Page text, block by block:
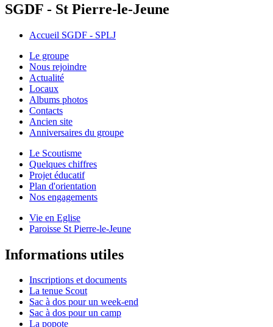
SGDF - St Pierre-le-Jeune
Accueil SGDF - SPLJ
Le groupe
Nous rejoindre
Actualité
Locaux
Albums photos
Contacts
Ancien site
Anniversaires du groupe
Le Scoutisme
Quelques chiffres
Projet éducatif
Plan d'orientation
Nos engagements
Vie en Eglise
Paroisse St Pierre-le-Jeune
Informations utiles
Inscriptions et documents
La tenue Scout
Sac à dos pour un week-end
Sac à dos pour un camp
La popote